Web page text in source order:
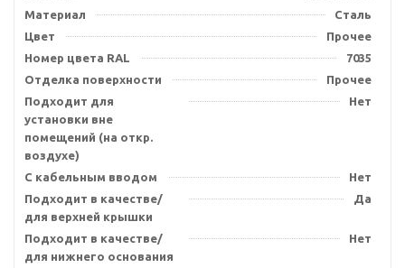
Материал
Сталь
Цвет
Прочее
Номер цвета RAL
7035
Отделка поверхности
Прочее
Подходит для
установки вне
помещений (на откр.
воздухе)
Нет
С кабельным вводом
Нет
Подходит в качестве/
для верхней крышки
Да
Подходит в качестве/
для нижнего основания
Нет